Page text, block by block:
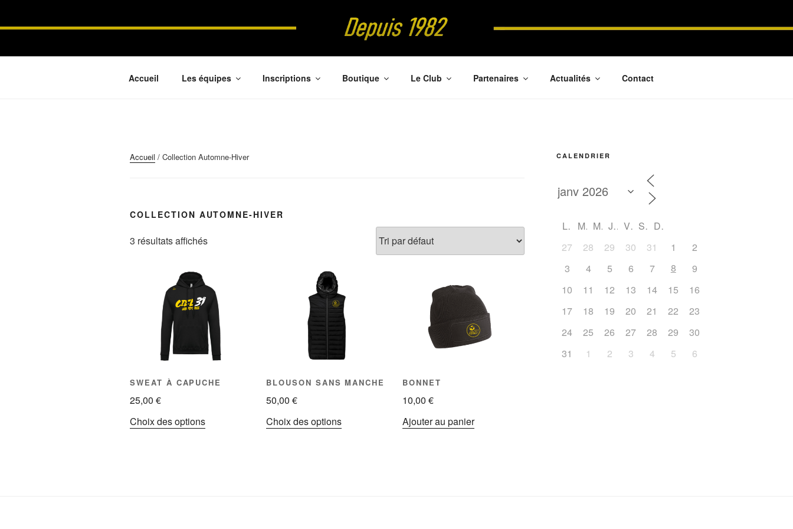
CIEL31 HANDBALL
Accueil Les équipes Inscriptions Boutique Le Club Partenaires Actualités Contact
Accueil / Collection Automne-Hiver
COLLECTION AUTOMNE-HIVER
3 résultats affichés
SWEAT À CAPUCHE
25,00 €
Choix des optionsCe
BLOUSON SANS MANCHE
50,00€
Choix des optionsCe
BONNET
10,00€
Ajouter au panier
CALENDRIER
L M M J V S D
27
28 29 30 31 1
2
3
4 5 6 7 8
9
10
11 12 13 14 15
16
17
18 19 20 21 22
23
24
25 26 27 28 29
30
31
1 2 3 4 5 6